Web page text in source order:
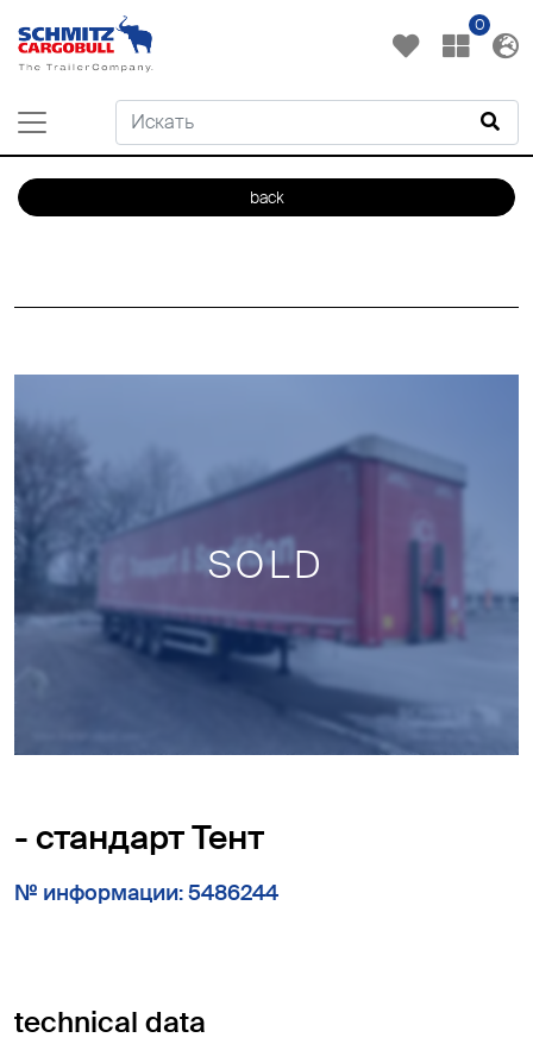
0
back
SOLD
- стандарт Тент
№ информации: 5486244
technical data